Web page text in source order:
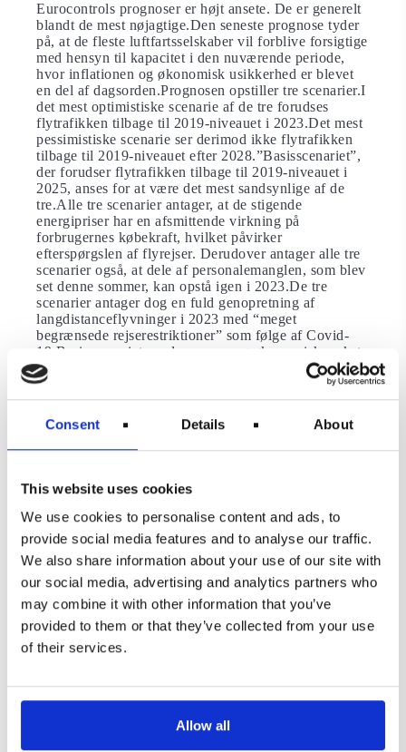
Consent Details About
This website uses cookies
We use cookies to personalise content and ads, to
provide social media features and to analyse our traffic.
We also share information about your use of our site with
our social media, advertising and analytics partners who
may combine it with other information that you’ve
provided to them or that they’ve collected from your use
of their services.
Allow all
Eurocontrols prognoser er højt ansete. De er generelt
blandt de mest nøjagtige.Den seneste prognose tyder
på, at de fleste luftfartsselskaber vil forblive forsigtige
med hensyn til kapacitet i den nuværende periode,
hvor inflationen og økonomisk usikkerhed er blevet
en del af dagsorden.Prognosen opstiller tre scenarier.I
det mest optimistiske scenarie af de tre forudses
flytrafikken tilbage til 2019-niveauet i 2023.Det mest
pessimistiske scenarie ser derimod ikke flytrafikken
tilbage til 2019-niveauet efter 2028.”Basisscenariet”,
der forudser flytrafikken tilbage til 2019-niveauet i
2025, anses for at være det mest sandsynlige af de
tre.Alle tre scenarier antager, at de stigende
energipriser har en afsmittende virkning på
forbrugernes købekraft, hvilket påvirker
efterspørgslen af flyrejser. Derudover antager alle tre
scenarier også, at dele af personalemanglen, som blev
set denne sommer, kan opstå igen i 2023.De tre
scenarier antager dog en fuld genopretning af
langdistanceflyvninger i 2023 med “meget
begrænsede rejserestriktioner” som følge af Covid-
19.Basisscenariet vurderer en svag økonomisk vækst
for de fleste europæiske lande næste år og fortsat høj
inflation.Det lavere vækstscenario vurderer en
recession i et betydeligt antal europæiske lande og et
kraftigt fald i efterspørgslen på grund af
inflationen.Højvækstscenariet er baseret på moderat
økonomisk vækst i det meste af Europa næste år – et
inflation, der har en begrænset indvirkning på
efterspørgslen.Eurocontrol bemærker, at flytrafikken i
året til dato nåede 82 procent af niveauet fra 2019 i
oktober og var på 87 procent først på måneden. Dette
lå dog fortsat under prognosen for juni på 90 procent i
september-oktober og 92 procent i
december.Prognosen vurderer, at flytrafikken i 2023
vil nå 92 procent af niveauet fra 2019 og stige til 98
procent i 2024.Læs også om sådan skal europæiske
lufthavne og flyselskaber undgå en gentagelse af
sommerens rejsekaos.
47 procent siden begyndelsen af året ligesom